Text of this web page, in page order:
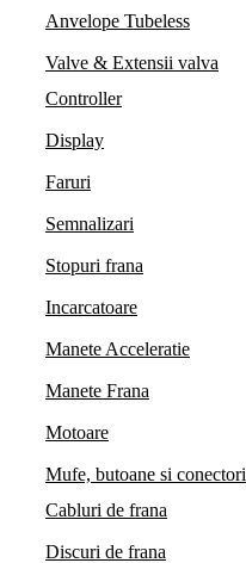
Anvelope Tubeless
Valve & Extensii valva
Controller
Display
Faruri
Semnalizari
Stopuri frana
Incarcatoare
Manete Acceleratie
Manete Frana
Motoare
Mufe, butoane si conectori
Cabluri de frana
Discuri de frana